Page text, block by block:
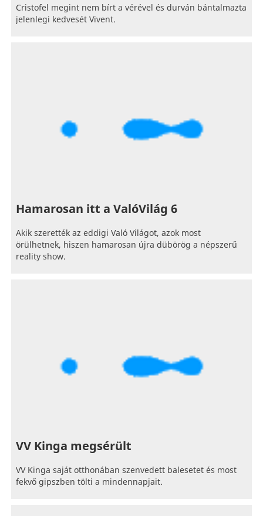
Cristofel megint nem bírt a vérével és durván bántalmazta
jelenlegi kedvesét Vivent.
Hamarosan itt a ValóVilág 6
Akik szerették az eddigi Való Világot, azok most
örülhetnek, hiszen hamarosan újra dübörög a népszerű
reality show.
VV Kinga megsérült
VV Kinga saját otthonában szenvedett balesetet és most
fekvő gipszben tölti a mindennapjait.